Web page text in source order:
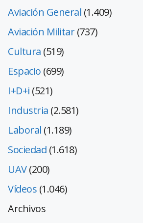
Aviación General (1.409)
Aviación Militar(737)
Cultura (519)
Espacio (699)
I+D+i (521)
Industria (2.581)
Laboral (1.189)
Sociedad (1.618)
UAV(200)
Vídeos (1.046)
Archivos